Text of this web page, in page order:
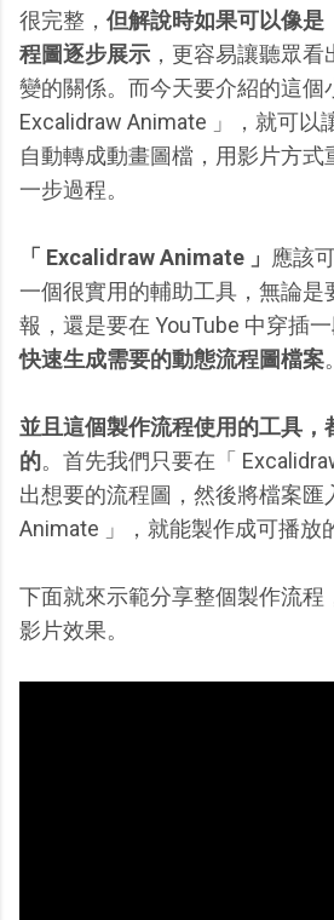
很完整， 但解說時如果可以像是
程圖逐步展示 ，更容易讓聽眾
變的關係。而今天要介紹的這個
Excalidraw Animate 」，就可以
自動轉成動畫圖檔，用影片方
一步過程。
「 Excalidraw Animate 」 應該
一個很實用的輔助工具，無論是
報，還是要在 YouTube 中穿插
快速生成需要的動態流程圖檔案。
並且這個製作流程使用的工具，
的。首先我們只要在「
出想要的流程圖，然後將檔案匯
Animate 」，就能製作成可播放
下面就來示範分享整個製作流程
影片效果。